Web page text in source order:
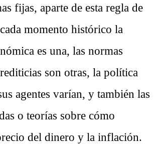
fijas, aparte de esta regla de
momento histórico la
es una, las normas
son otras, la política
agentes varían, y también las
o teorías sobre cómo
del dinero y la inflación.